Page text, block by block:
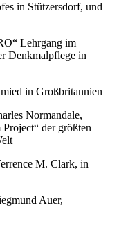
in Stützersdorf, und
Lehrgang im
Denkmalpflege in
in Großbritannien
Normandale,
der größten
M. Clark, in
Auer,